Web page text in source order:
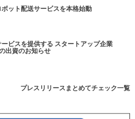
ット配送サービスを本格始動
ビスを提供する スタートアップ企業
出資のお知らせ
プレスリリースまとめてチェック一覧